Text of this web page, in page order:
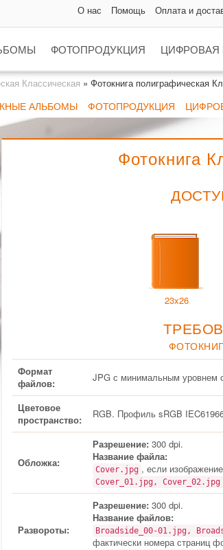
О нас Помощь Оплата и
ФОТОПРОДУКЦИЯ ЦИФРОВАЯ
Классическая » Фотокнига полиграфическая
АЛЬБОМЫ ФОТОПРОДУКЦИЯ
Фотокнига
23x26
Формат
файлов:
JPG с минимальным уровнем
Цветовое
пространство:
RGB. Профиль sRGB
Обложка:
Разрешение: 300 dpi.
Название файла:
Cover.jpg , если
Cover_01.jpg,
Развороты:
Разрешение: 300 dpi.
Название файлов:
Broadside_00-01.jpg,
фактически номера страниц